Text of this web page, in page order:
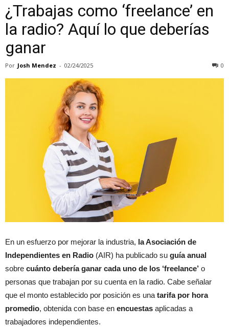
¿Trabajas como ‘freelance’ en
la radio? Aquí lo que deberías
ganar
Por Josh Mendez - 02/24/2025 0
En un esfuerzo por mejorar la industria, la Asociación de
Independientes en Radio (AIR) ha publicado su guía anual
sobre cuánto debería ganar cada uno de los ‘freelance’ o
personas que trabajan por su cuenta en la radio. Cabe señalar
que el monto establecido por posición es una tarifa por hora
promedio, obtenida con base en encuestas aplicadas a
trabajadores independientes.